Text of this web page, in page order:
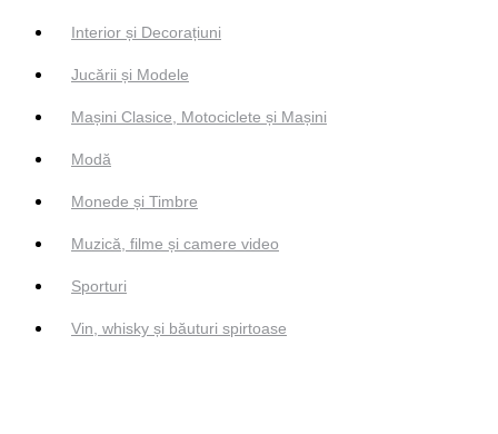
Interior și Decorațiuni
Jucării și Modele
Mașini Clasice, Motociclete și Mașini
Modă
Monede și Timbre
Muzică, filme și camere video
Sporturi
Vin, whisky și băuturi spirtoase